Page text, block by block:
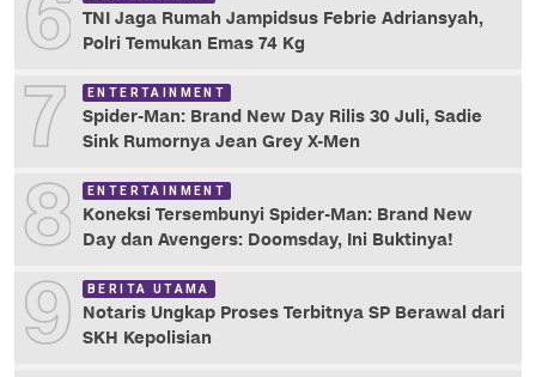
TNI Jaga Rumah Jampidsus Febrie Adriansyah,
Polri Temukan Emas 74 Kg
7 ENTERTAINMENT
Spider-Man: Brand New Day Rilis 30 Juli, Sadie
Sink Rumornya Jean Grey X-Men
8 ENTERTAINMENT
Koneksi Tersembunyi Spider-Man: Brand New
Day dan Avengers: Doomsday, Ini Buktinya!
9 BERITA UTAMA
Notaris Ungkap Proses Terbitnya SP Berawal dari
SKH Kepolisian